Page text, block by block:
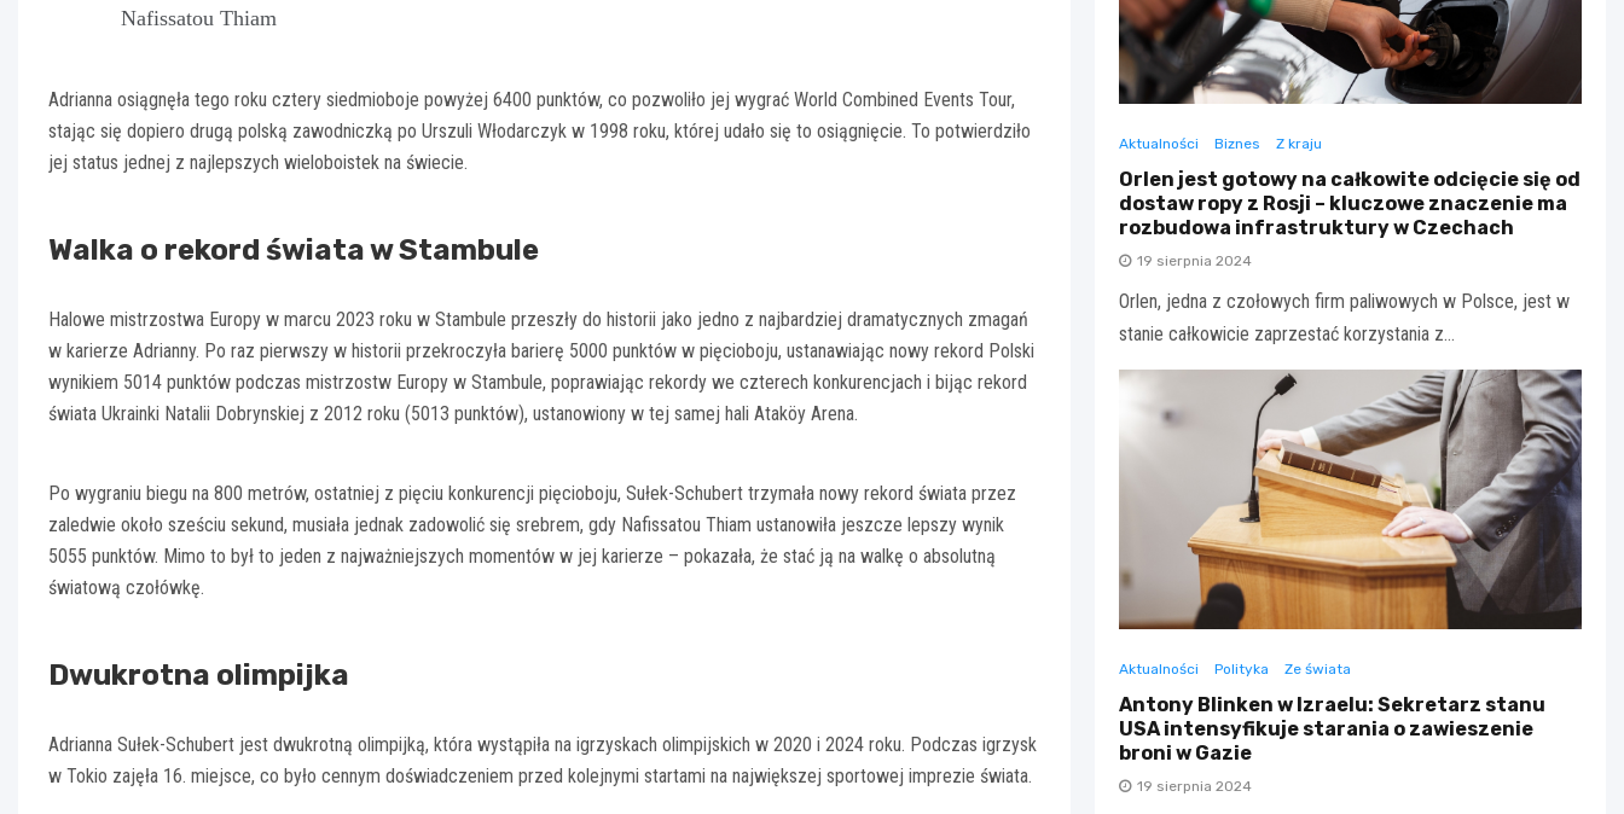
Nafissatou Thiam
Adrianna osiągnęła tego roku cztery siedmioboje powyżej 6400 punktów, co pozwoliło jej wygrać World Combined Events Tour,
stając się dopiero drugą polską zawodniczką po Urszuli Włodarczyk w 1998 roku, której udało się to osiągnięcie. To potwierdziło
jej status jednej z najlepszych wieloboistek na świecie.
Walka o rekord świata w Stambule
Halowe mistrzostwa Europy w marcu 2023 roku w Stambule przeszły do historii jako jedno z najbardziej dramatycznych zmagań
w karierze Adrianny. Po raz pierwszy w historii przekroczyła barierę 5000 punktów w pięcioboju, ustanawiając nowy rekord Polski
wynikiem 5014 punktów podczas mistrzostw Europy w Stambule, poprawiając rekordy we czterech konkurencjach i bijąc rekord
świata Ukrainki Natalii Dobrynskiej z 2012 roku (5013 punktów), ustanowiony w tej samej hali Ataköy Arena.
Po wygraniu biegu na 800 metrów, ostatniej z pięciu konkurencji pięcioboju, Sułek-Schubert trzymała nowy rekord świata przez
zaledwie około sześciu sekund, musiała jednak zadowolić się srebrem, gdy Nafissatou Thiam ustanowiła jeszcze lepszy wynik
5055 punktów. Mimo to był to jeden z najważniejszych momentów w jej karierze – pokazała, że stać ją na walkę o absolutną
światową czołówkę.
Dwukrotna olimpijka
Adrianna Sułek-Schubert jest dwukrotną olimpijką, która wystąpiła na igrzyskach olimpijskich w 2020 i 2024 roku. Podczas igrzysk
w Tokio zajęła 16. miejsce, co było cennym doświadczeniem przed kolejnymi startami na największej sportowej imprezie świata.
Aktualności Biznes Z kraju
Orlen jest gotowy na całkowite odcięcie się od
dostaw ropy z Rosji – kluczowe znaczenie ma
rozbudowa infrastruktury w Czechach
19 sierpnia 2024
Orlen, jedna z czołowych firm paliwowych w Polsce, jest w
stanie całkowicie zaprzestać korzystania z…
Aktualności Polityka Ze świata
Antony Blinken w Izraelu: Sekretarz stanu
USA intensyfikuje starania o zawieszenie
broni w Gazie
19 sierpnia 2024